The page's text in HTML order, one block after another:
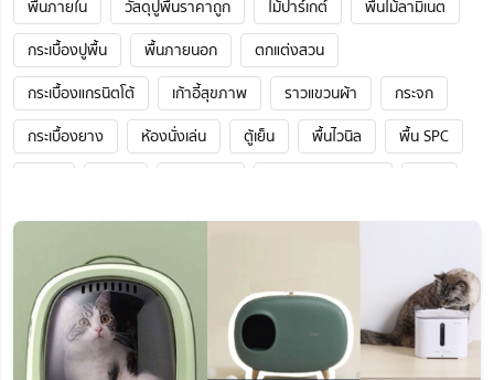
พื้นภายใน
วัสดุปูพื้นราคาถูก ไม้ปาร์เกต์
พื้นไม้ลามิเนต
กระเบื้องปูพื้น
พื้นภายนอก
ตกแต่งสวน
กระเบื้องแกรนิตโต้
เก้าอี้สุขภาพ ราวแขวนผ้า
กระจก
กระเบื้องยาง
ห้องนั่งเล่น ตู้เย็น พื้นไวนิล
พื้น SPC
ซิงค์ล้างจาน
ผ้าปูที่นอน ห้องทำงาน
ห้องน้ำ
ไม้ระแนงเทียม
แอร์
ห้องครัว
ต้นไม้ หุ่นยนต์ดูดฝุ่น ห้องฟิตเนส
ที่นอน
ส.สุขภัณฑ์ โฮมเมท
บุญถาวร ห้องนอน
ห้องกินข้าว